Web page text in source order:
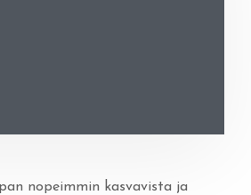
nopeimmin kasvavista ja